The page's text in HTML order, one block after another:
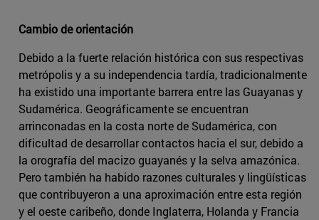
Cambio de orientación
Debido a la fuerte relación histórica con sus respectivas
metrópolis y a su independencia tardía, tradicionalmente
ha existido una importante barrera entre las Guayanas y
Sudamérica. Geográficamente se encuentran
arrinconadas en la costa norte de Sudamérica, con
dificultad de desarrollar contactos hacia el sur, debido a
la orografía del macizo guayanés y la selva amazónica.
Pero también ha habido razones culturales y lingüísticas
que contribuyeron a una aproximación entre esta región
y el oeste caribeño, donde Inglaterra, Holanda y Francia